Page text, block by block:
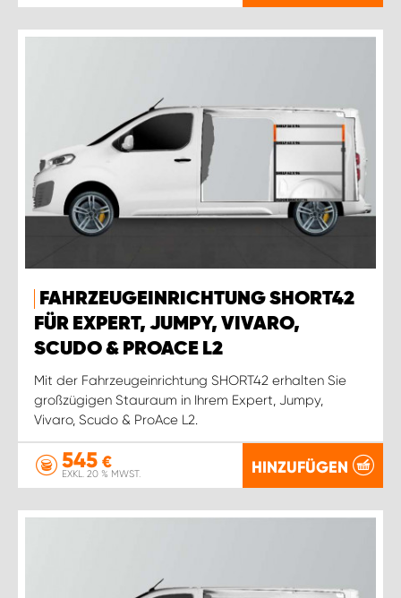
FAHRZEUGEINRICHTUNG SHORT42
FÜR EXPERT, JUMPY, VIVARO,
SCUDO & PROACE L2
Mit der Fahrzeugeinrichtung SHORT42 erhalten Sie
großzügigen Stauraum in Ihrem Expert, Jumpy,
Vivaro, Scudo & ProAce L2.
545 €
EXKL. 20 % MWST. HINZUFÜGEN